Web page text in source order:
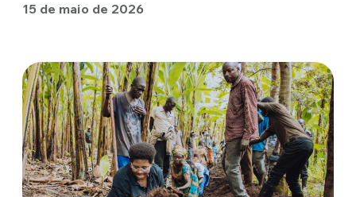
15 de maio de 2026